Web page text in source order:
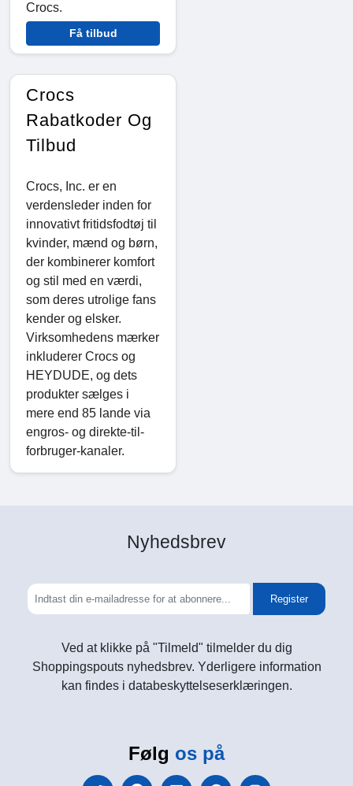
Crocs.
Få tilbud
Crocs
Rabatkoder Og
Tilbud
Crocs, Inc. er en
verdensleder inden for
innovativt fritidsfodtøj til
kvinder, mænd og børn,
der kombinerer komfort
og stil med en værdi,
som deres utrolige fans
kender og elsker.
Virksomhedens mærker
inkluderer Crocs og
HEYDUDE, og dets
produkter sælges i
mere end 85 lande via
engros- og direkte-til-
forbruger-kanaler.
Nyhedsbrev
Register
Ved at klikke på "Tilmeld" tilmelder du dig
Shoppingspouts nyhedsbrev. Yderligere information
kan findes i databeskyttelseserklæringen.
Følg os på